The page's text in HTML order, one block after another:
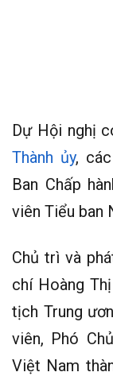
Dự Hội nghị
Thành ủy,
Ban Chấp
viên Tiểu ban
Chủ trì và
chí Hoàng
tịch Trung
viên, Phó
Việt Nam